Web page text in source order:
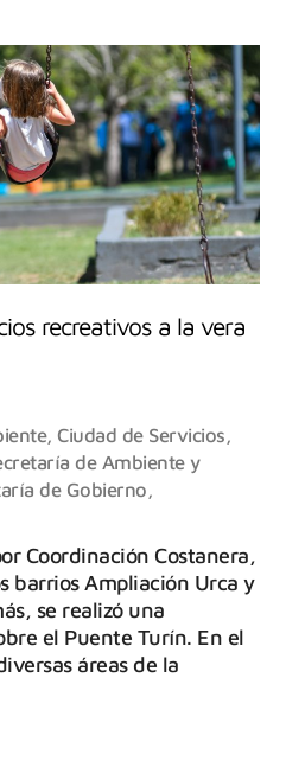
recreativos a la vera
,Ciudad de Servicios
de Ambiente y
de Gobierno,
Coordinación Costanera,
barrios Ampliación Urca y
se realizó una
el Puente Turín. En el
áreas de la